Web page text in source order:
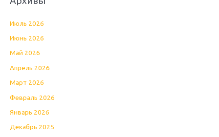
Июль 2026
Июнь 2026
Май 2026
Апрель 2026
Март 2026
Февраль 2026
Январь 2026
Декабрь 2025